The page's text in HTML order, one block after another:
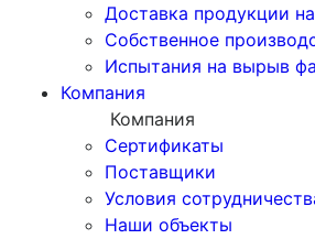
Доставка продукции
Собственное
Испытания на вырыв
Компания
Компания
Сертификаты
Поставщики
Условия
Наши объекты